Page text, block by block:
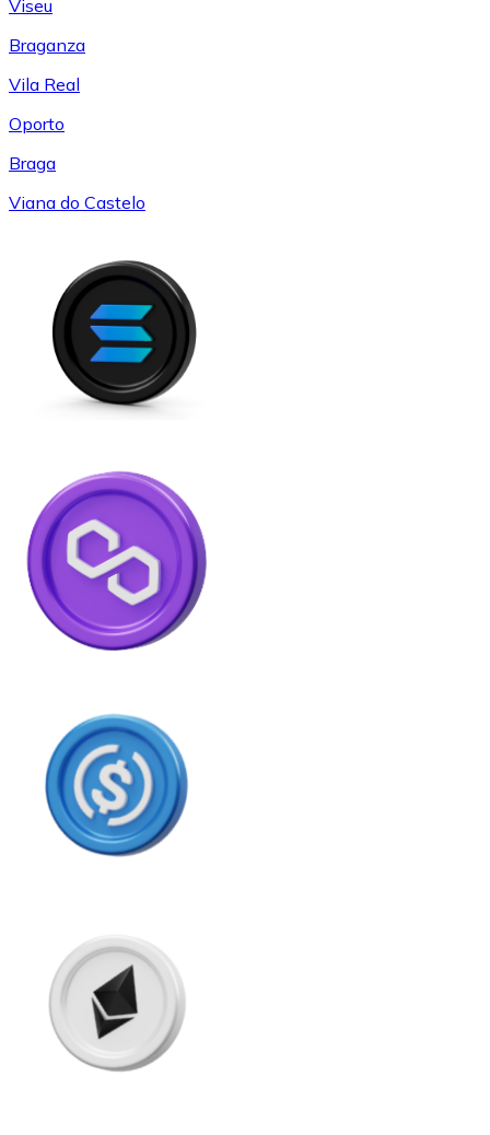
Viseu
Braganza
Vila Real
Oporto
Braga
Viana do Castelo